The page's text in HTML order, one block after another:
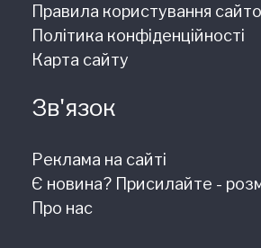
Правила користування
Політика конфіденційності
Карта сайту
Зв'язок
Реклама на сайті
Є новина? Присилайте -
Про нас